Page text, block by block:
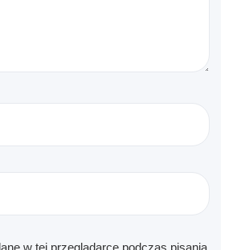
w tej przeglądarce podczas pisania